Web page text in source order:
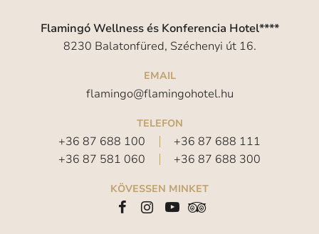
Flamingó Wellness és Konferencia Hotel****
8230 Balatonfüred, Széchenyi út 16.
EMAIL
flamingo@flamingohotel.hu
TELEFON
+36 87 688 100
+36 87 688 111
+36 87 581 060
+36 87 688 300
KÖVESSEN MINKET